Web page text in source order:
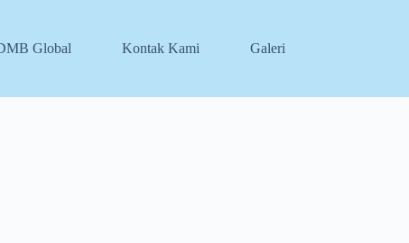
Global Kontak Kami Galeri